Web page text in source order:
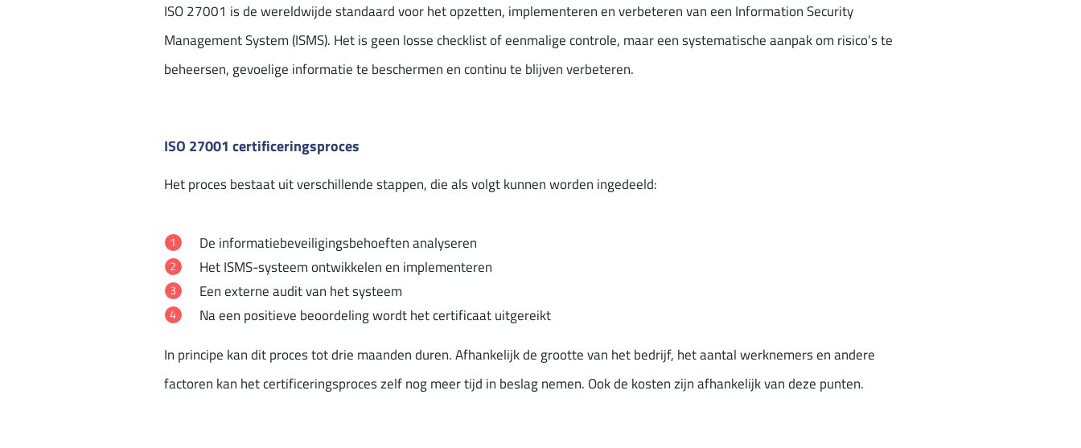
ISO 27001 is de wereldwijde standaard voor het opzetten, implementeren en verbeteren van een Information Security
Management System (ISMS). Het is geen losse checklist of eenmalige controle, maar een systematische aanpak om risico’s te
beheersen, gevoelige informatie te beschermen en continu te blijven verbeteren.
ISO 27001 certificeringsproces
Het proces bestaat uit verschillende stappen, die als volgt kunnen worden ingedeeld:
De informatiebeveiligingsbehoeften analyseren
Het ISMS-systeem ontwikkelen en implementeren
Een externe audit van het systeem
Na een positieve beoordeling wordt het certificaat uitgereikt
In principe kan dit proces tot drie maanden duren. Afhankelijk de grootte van het bedrijf, het aantal werknemers en andere
factoren kan het certificeringsproces zelf nog meer tijd in beslag nemen. Ook de kosten zijn afhankelijk van deze punten.